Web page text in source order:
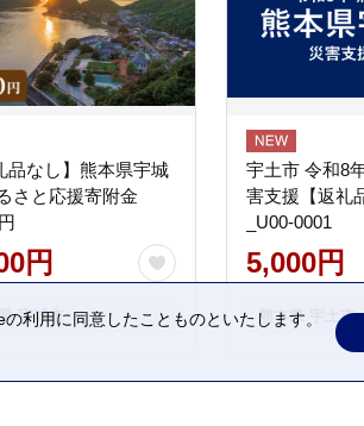
品なし】熊本県宇城
さと応援寄附金
円
宇城市
宇土市 令和8
害支援【返礼
_U00-0001
5,000円
熊本県 宇土市
利用に同意したことものといたします。